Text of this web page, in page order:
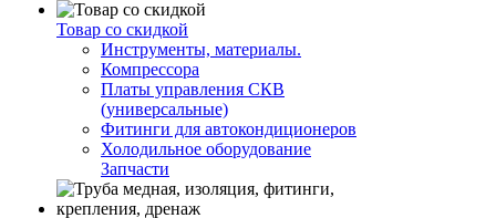
Товар со скидкой
Инструменты, материалы.
Компрессора
Платы управления СКВ
(универсальные)
Фитинги для автокондиционеров
Холодильное оборудование
Запчасти